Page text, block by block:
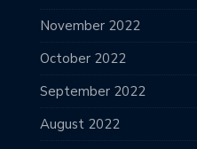
November 2022
October 2022
September 2022
August 2022